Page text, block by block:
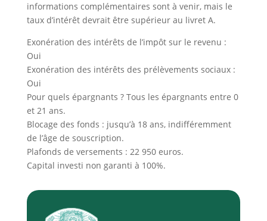
informations complémentaires sont à venir, mais le
taux d’intérêt devrait être supérieur au livret A.
Exonération des intérêts de l’impôt sur le revenu :
Oui
Exonération des intérêts des prélèvements sociaux :
Oui
Pour quels épargnants ? Tous les épargnants entre 0
et 21 ans.
Blocage des fonds : jusqu’à 18 ans, indifféremment
de l’âge de souscription.
Plafonds de versements : 22 950 euros.
Capital investi non garanti à 100%.